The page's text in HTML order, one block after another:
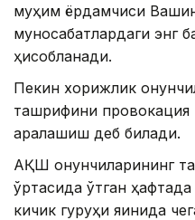
муҳим ёрдамчиси
муносабатлардаги энг
ҳисобланади.
Пекин хорижлик
ташрифини провокация
аралашиш деб билади.
АҚШ қонунчиларининг
ўртасида ўтган
кичик гуруҳи яқинида